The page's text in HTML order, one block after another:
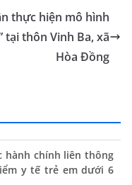
a
n
sl
thực hiện mô hình
tại thôn Vinh Ba, xã
Hòa Đồng
chính liên thông
y tế trẻ em dưới 6